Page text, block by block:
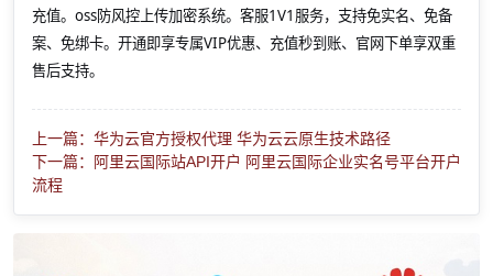
充值。oss防风控上传加密系统。客服1V1服务，支持免实名、免备
案、免绑卡。开通即享专属VIP优惠、充值秒到账、官网下单享双重
售后支持。
上一篇：华为云官方授权代理 华为云云原生技术路径
下一篇：阿里云国际站API开户 阿里云国际企业实名号平台开户
流程